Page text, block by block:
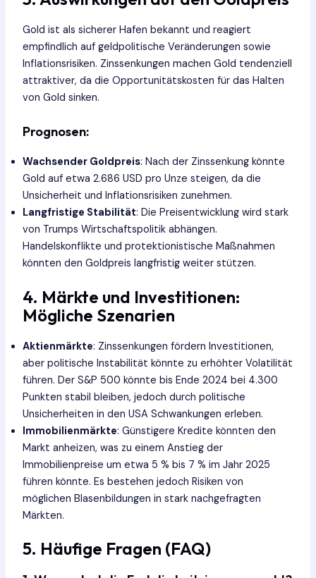
Gold ist als sicherer Hafen bekannt und reagiert
empfindlich auf geldpolitische Veränderungen sowie
Inflationsrisiken. Zinssenkungen machen Gold tendenziell
attraktiver, da die Opportunitätskosten für das Halten
von Gold sinken.
Prognosen:
Wachsender Goldpreis: Nach der Zinssenkung könnte
Gold auf etwa 2.686 USD pro Unze steigen, da die
Unsicherheit und Inflationsrisiken zunehmen.
Langfristige Stabilität: Die Preisentwicklung wird stark
von Trumps Wirtschaftspolitik abhängen.
Handelskonflikte und protektionistische Maßnahmen
könnten den Goldpreis langfristig weiter stützen.
4. Märkte und Investitionen:
Mögliche Szenarien
Aktienmärkte: Zinssenkungen fördern Investitionen,
aber politische Instabilität könnte zu erhöhter Volatilität
führen. Der S&P 500 könnte bis Ende 2024 bei 4.300
Punkten stabil bleiben, jedoch durch politische
Unsicherheiten in den USA Schwankungen erleben.
Immobilienmärkte: Günstigere Kredite könnten den
Markt anheizen, was zu einem Anstieg der
Immobilienpreise um etwa 5 % bis 7 % im Jahr 2025
führen könnte. Es bestehen jedoch Risiken von
möglichen Blasenbildungen in stark nachgefragten
Märkten.
5. Häufige Fragen (FAQ)